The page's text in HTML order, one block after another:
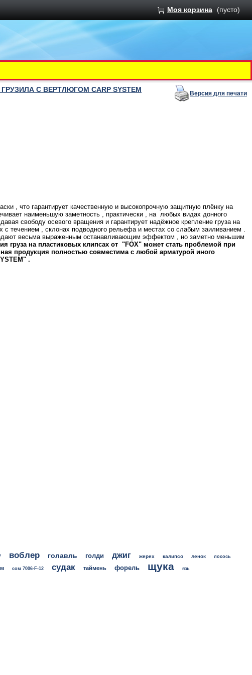
Моя корзина (пусто)
С ВЕРТЛЮГОМ CARP SYSTEM Версия для печати
, что гарантирует качественную и высокопрочную защитную плёнку на
наименьшую заметность , практически , на любых видах донного
свободу осевого вращения и гарантирует надёжное крепление груза на
течением , склонах подводного рельефа и местах со слабым заиливанием .
весьма выраженным останавливающим эффектом , но заметно меньшим
груза на пластиковых клипсах от "FOX" может стать проблемой при
продукция полностью совместима с любой арматурой иного
.
воблер голавль голди джиг жерех калипсо ленок лосось
сом 7006-F-12 судак таймень форель щука язь